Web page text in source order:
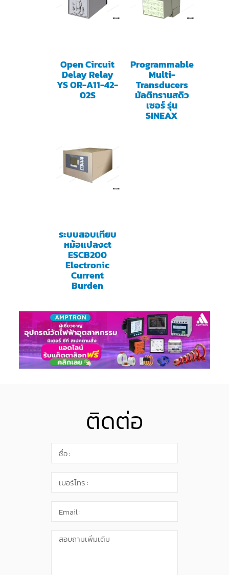
Open Circuit
Delay Relay
YS OR-A11-42-
02S
Programmable
Multi-
Transducers
มัลติทรานสดิว
เซอร์ รุ่น
SINEAX
ระบบสอบเทียบ
หม้อแปลงct
ESCB200
Electronic
Current
Burden
ติดต่อ